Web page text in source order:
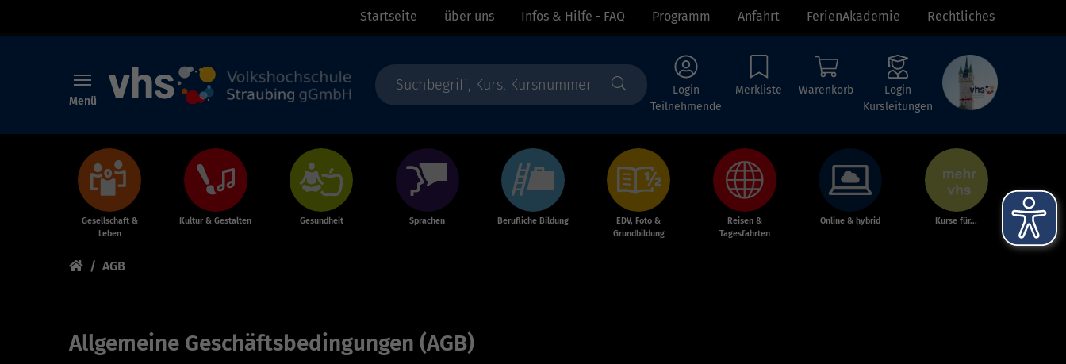
Startseite über uns Infos & Hilfe - FAQ Programm Anfahrt FerienAkademie Rechtliches
Menü
Login
Teilnehmende
Merkliste Warenkorb
Login
Kursleitungen
Gesellschaft &
Leben
Kultur & Gestalten Gesundheit Sprachen Berufliche Bildung
EDV, Foto &
Grundbildung
Reisen &
Tagesfahrten
Online & hybrid Kurse für...
AGB
Allgemeine Geschäftsbedingungen (AGB)